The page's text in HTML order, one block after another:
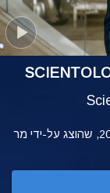
ההשקה של ערוץ ה-Scientology ב-12 במרץ 2018, שהוצג על-ידי מר